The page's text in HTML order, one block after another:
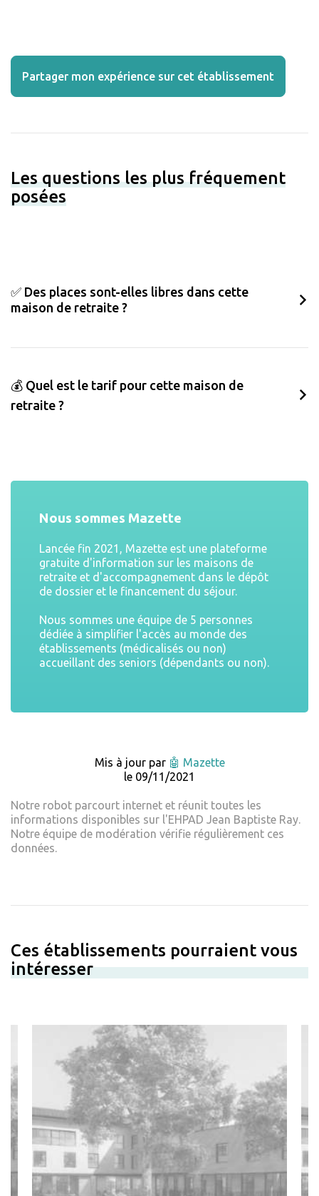
Partager mon expérience sur cet établissement
Les questions les plus fréquement
posées
✅ Des places sont-elles libres dans cette
maison de retraite ?
💰 Quel est le tarif pour cette maison de
retraite ?
Nous sommes Mazette
Lancée fin 2021, Mazette est une plateforme
gratuite d'information sur les maisons de
retraite et d'accompagnement dans le dépôt
de dossier et le financement du séjour.
Nous sommes une équipe de 5 personnes
dédiée à simplifier l'accès au monde des
établissements (médicalisés ou non)
accueillant des seniors (dépendants ou non).
Mis à jour par 🤖 Mazette
le 09/11/2021
Notre robot parcourt internet et réunit toutes les
informations disponibles sur l'EHPAD Jean Baptiste Ray.
Notre équipe de modération vérifie régulièrement ces
données.
Ces établissements pourraient vous
intéresser